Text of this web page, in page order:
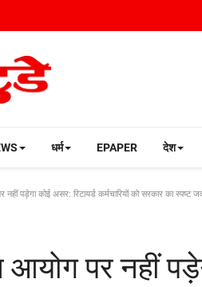
धर्म EPAPER देश
पड़ेगा कोई असर: रिटायर्ड कर्मचारियों को सरकार का स्पष्ट
पर नहीं